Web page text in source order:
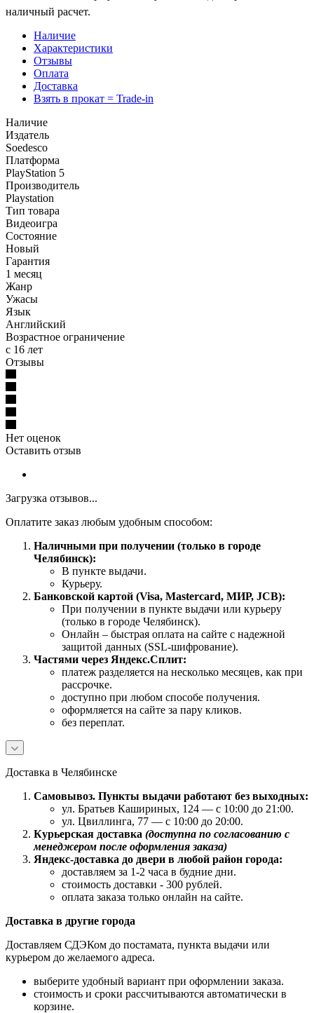
наличный расчет.
Наличие
Характеристики
Отзывы
Оплата
Доставка
Взять в прокат = Trade-in
Наличие
Издатель
Soedesco
Платформа
PlayStation 5
Производитель
Playstation
Тип товара
Видеоигра
Состояние
Новый
Гарантия
1 месяц
Жанр
Ужасы
Язык
Английский
Возрастное ограничение
с 16 лет
Отзывы
Нет оценок
Оставить отзыв
Загрузка отзывов...
Оплатите заказ любым удобным способом:
Наличными при получении (только в городе
Челябинск):
В пункте выдачи.
Курьеру.
Банковской картой (Visa, Mastercard, МИР, JCB):
При получении в пункте выдачи или курьеру
(только в городе Челябинск).
Онлайн – быстрая оплата на сайте с надежной
защитой данных (SSL-шифрование).
Частями через Яндекс.Сплит:
платеж разделяется на несколько месяцев, как при
рассрочке.
доступно при любом способе получения.
оформляется на сайте за пару кликов.
без переплат.
Доставка в Челябинске
Самовывоз. Пункты выдачи работают без выходных:
ул. Братьев Кашириных, 124 — с 10:00 до 21:00.
ул. Цвиллинга, 77 — с 10:00 до 20:00.
Курьерская доставка (доступна по согласованию с
менеджером после оформления заказа)
Яндекс-доставка до двери в любой район города:
доставляем за 1-2 часа в будние дни.
стоимость доставки - 300 рублей.
оплата заказа только онлайн на сайте.
Доставка в другие города
Доставляем СДЭКом до постамата, пункта выдачи или
курьером до желаемого адреса.
выберите удобный вариант при оформлении заказа.
стоимость и сроки рассчитываются автоматически в
корзине.